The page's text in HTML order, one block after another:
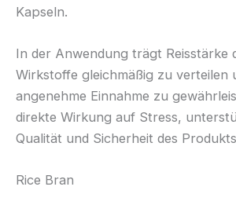
Kapseln.
In der Anwendung trägt Reisstärke
Wirkstoffe gleichmäßig zu verteilen
angenehme Einnahme zu
direkte Wirkung auf Stress,
Qualität und Sicherheit des
Rice Bran